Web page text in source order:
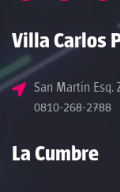
Villa Carlos
San Martín Esq.
0810-268-2788
La Cumbre